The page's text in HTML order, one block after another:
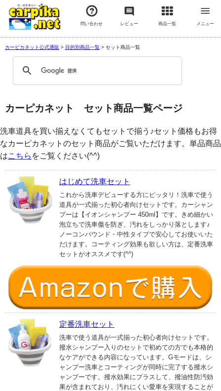
問い合わせ レビュー 商品一覧 メニュー
カーピカネット公式通販 > 目的別商品一覧 > セット商品一覧
カーピカネット セット商品一覧ページ
洗車道具を買い揃えなくてもセットで揃う♪セット価格もお得
なカーピカネットのセット商品がご覧いただけます。単品商品
はこちら をご覧ください(^^)
はじめて洗車セット
これから洗車デビューする方にピッタリ！洗車で使う
道具が一式揃った初心者向けセットです。カーシャン
プーは【イオンシャンプー 450ml】です。きめ細かい
泡立ちで洗車傷を防ぎ、汚れをしっかり落とします♪
ノーコンパウンド・中性タイプで安心してお使いいた
だけます。コーティング効果も欲しい方は、定番洗車
セットがオススメです(^^)
定番洗車セット
洗車で使う道具が一式揃った初心者向けセットです。
撥水シャンプー入りのセットで初めての方でも本格的
なケアができる内容になっています。Gモードは、シ
ャンプー洗車とコーティングが同時に完了する撥水シ
ャンプーです。撥水効果にプラスして、撥油性防汚効
果が含まれており、汚れにくい愛車を実現することが